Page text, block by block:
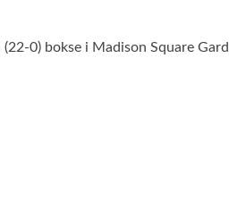
0) bokse i Madison Square